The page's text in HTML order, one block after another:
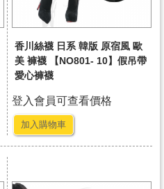
香川絲襪 日系 韓版 原宿風 歐
美 褲襪 【NO801- 10】假吊帶
愛心褲襪
登入會員可查看價格
加入購物車